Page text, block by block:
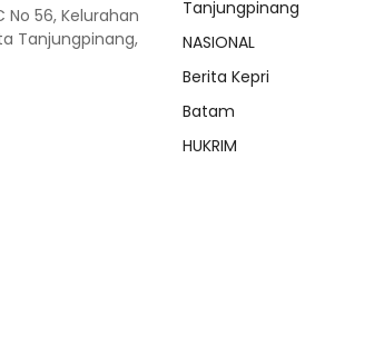
No 56, Kelurahan
Tanjungpinang,
Tanjungpinang
NASIONAL
Berita Kepri
Batam
HUKRIM